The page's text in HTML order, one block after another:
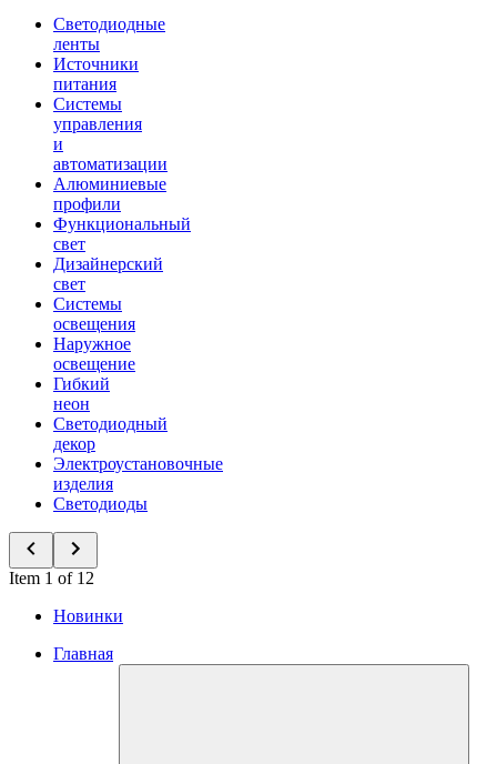
Светодиодные
ленты
Источники
питания
Системы
управления
и
автоматизации
Алюминиевые
профили
Функциональный
свет
Дизайнерский
свет
Системы
освещения
Наружное
освещение
Гибкий
неон
Светодиодный
декор
Электроустановочные
изделия
Светодиоды
Item 1 of 12
Новинки
Главная